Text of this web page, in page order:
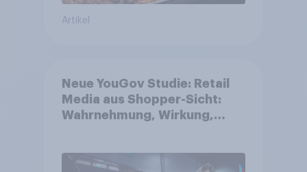
Artikel
Neue YouGov Studie: Retail
Media aus Shopper-Sicht:
Wahrnehmung, Wirkung,